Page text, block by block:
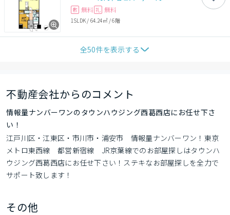
敷 無料 礼 無料
1SLDK / 64.24㎡/6階
全50件を表示する
不動産会社からのコメント
情報量ナンバーワンのタウンハウジング西葛西店にお任せ下さ
い！
江戸川区・江東区・市川市・浦安市　情報量ナンバーワン！東京
メトロ東西線　都営新宿線　JR京葉線でのお部屋探しはタウンハ
ウジング西葛西店にお任せ下さい！ステキなお部屋探しを全力で
サポート致します！
その他